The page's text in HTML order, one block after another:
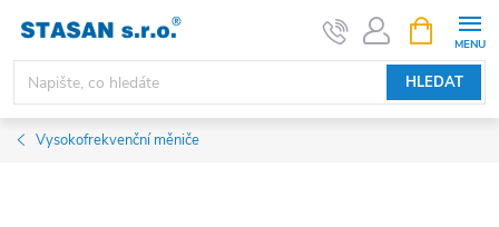
obsah
HLEDAT
NÁKUPNÍ
KOŠÍK
Vysokofrekvenční měniče